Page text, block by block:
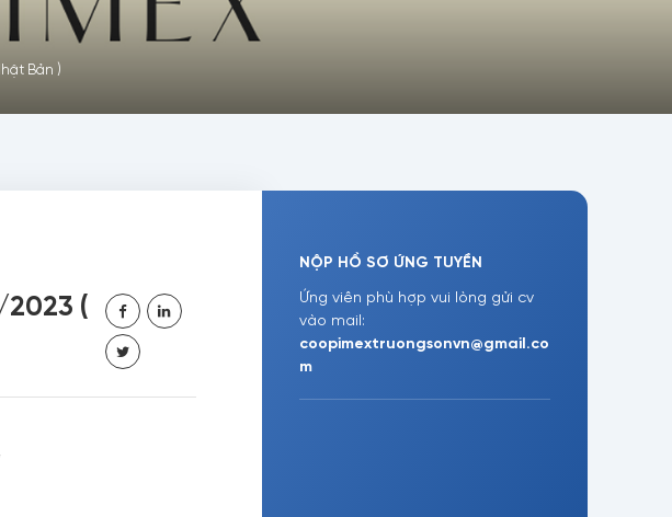
Bản )
(
NỘP HỒ SƠ ỨNG TUYỀN
Ứng viên phù hợp vui lòng gửi cv
vào mail:
coopimextruongsonvn@gmail.co
m